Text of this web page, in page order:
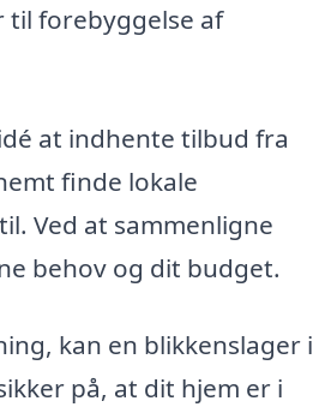
forebyggelse af
at indhente tilbud fra
finde lokale
Ved at sammenligne
behov og dit budget.
kan en blikkenslager i
på, at dit hjem er i